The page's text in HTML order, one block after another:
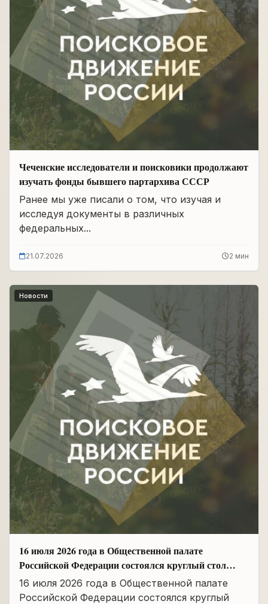
Чеченские исследователи и поисковики продолжают
изучать фонды бывшего партархива СССР
Ранее мы уже писали о том, что изучая и
исследуя документы в различных
федеральных...
21.07.2026 2 мин
Новости
16 июля 2026 года в Общественной палате
Российской Федерации состоялся круглый стол
«Сохранение памяти о Героях подвига
самопожертвования и воспитание...
16 июля 2026 года в Общественной палате
Российской Федерации состоялся круглый